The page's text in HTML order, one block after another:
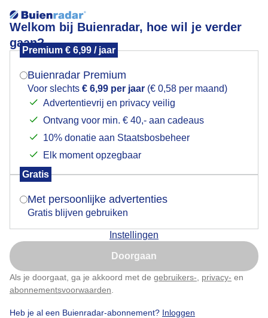
Welkom bij Buienradar, hoe wil je verder
gaan?
Premium € 6,99 / jaar
Buienradar Premium
Voor slechts € 6,99 per jaar (€ 0,58 per maand)
Advertentievrij en privacy veilig
Ontvang voor min. € 40,- aan cadeaus
10% donatie aan Staatsbosbeheer
Elk moment opzegbaar
Gratis
Met persoonlijke advertenties
Gratis blijven gebruiken
Instellingen
Doorgaan
Als je doorgaat, ga je akkoord met de gebruikers- privacy- en
abonnementsvoorwaarden
Heb je al een Buienradar-abonnement? Inloggen
Zeehondje in de branding
Door: Simone Genna Wiersma Gemaakt: 15-03-2025, 61x bekeken
Zeehond Branding Dieren
Mogen we je locatie gebruiken voor het
Indien je hier nog geen akkoord op hebt gegeven,
verschijnt er zo een pop-up uit je browser waarin
Is goed, toon de popup
Nu niet, misschien later
Klik hierom dit aan te passen